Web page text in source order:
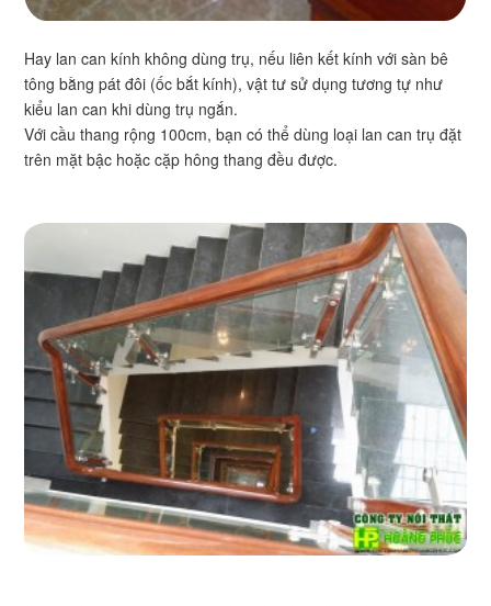
Hay lan can kính không dùng trụ, nếu liên kết kính với sàn bê
tông bằng pát đôi (ốc bắt kính), vật tư sử dụng tương tự như
kiểu lan can khi dùng trụ ngắn.
Với cầu thang rộng 100cm, bạn có thể dùng loại lan can trụ đặt
trên mặt bậc hoặc cặp hông thang đều được.